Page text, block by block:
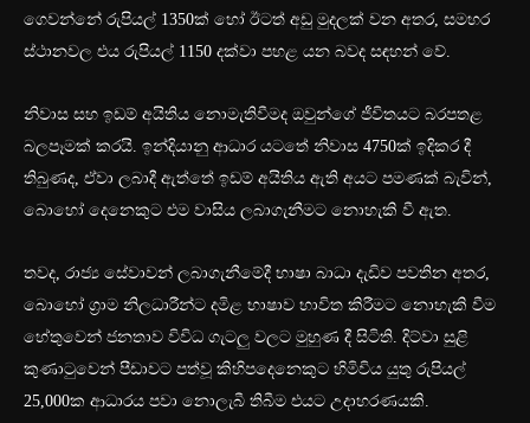
ගෙවන්නේ රුපියල් 1350ක් හෝ ඊටත් අඩු මුදලක් වන අතර, සමහර
ස්ථානවල එය රුපියල් 1150 දක්වා පහළ යන බවද සඳහන් වේ.
නිවාස සහ ඉඩම් අයිතිය නොමැතිවීමද ඔවුන්ගේ ජීවිතයට බරපතළ
බලපෑමක් කරයි. ඉන්දියානු ආධාර යටතේ නිවාස 4750ක් ඉදිකර දී
තිබුණද, ඒවා ලබාදී ඇත්තේ ඉඩම් අයිතිය ඇති අයට පමණක් බැවින්,
බොහෝ දෙනෙකුට එම වාසිය ලබාගැනීමට නොහැකි වී ඇත.
තවද, රාජ්‍ය සේවාවන් ලබාගැනීමේදී භාෂා බාධා දැඩිව පවතින අතර,
බොහෝ ග්‍රාම නිලධාරීන්ට දමිළ භාෂාව භාවිත කිරීමට නොහැකි වීම
හේතුවෙන් ජනතාව විවිධ ගැටලු වලට මුහුණ දී සිටිති. දිට්වා සුළි
කුණාටුවෙන් පීඩාවට පත්වූ කිහිපදෙනෙකුට හිමිවිය යුතු රුපියල්
25,000ක ආධාරය පවා නොලැබී තිබීම එයට උදාහරණයකි.